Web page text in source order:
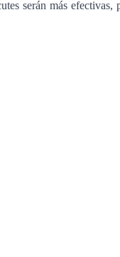
serán más